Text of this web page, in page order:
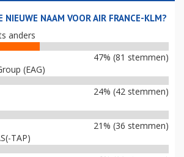
NIEUWE NAAM VOOR AIR FRANCE-KLM?
anders
47% (81 stemmen)
(EAG)
24% (42 stemmen)
21% (36 stemmen)
TAP)